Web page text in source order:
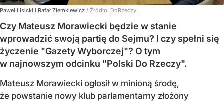
Paweł Lisicki i Rafał Ziemkiewicz / Źródło: DoRzeczy
Czy Mateusz Morawiecki będzie w stanie
wprowadzić swoją partię do Sejmu? I czy spełni się
życzenie "Gazety Wyborczej"? O tym
w najnowszym odcinku "Polski Do Rzeczy".
Mateusz Morawiecki ogłosił w minioną środę,
że powstanie nowy klub parlamentarny złożony